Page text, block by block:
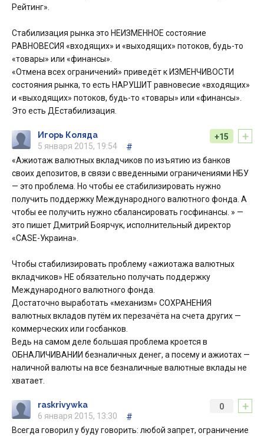
Рейтинг».
Стабилизация рынка это НЕИЗМЕННОЕ состояние
РАВНОВЕСИЯ «входящих» и «выходящих» потоков, будь-то
«товары» или «финансы».
«Отмена всех ограничений» приведёт к ИЗМЕНЧИВОСТИ
состояния рынка, то есть НАРУШИТ равновесие «входящих»
и «выходящих» потоков, будь-то «товары» или «финансы».
Это есть ДЕстабилизация.
+
+15
Игорь Коляда
5 января 2015, 19:54
#
«Ажиотаж валютных вкладчиков по изъятию из банков
своих депозитов, в связи с введенными ограничениями НБУ
— это проблема. Но чтобы ее стабилизировать нужно
получить поддержку Международного валютного фонда. А
чтобы ее получить нужно сбалансировать госфинансы. » —
это пишет Дмитрий Боярчук, исполнительный директор
«CASE-Украина».
Чтобы стабилизировать проблему «ажиотажа валютных
вкладчиков» НЕ обязательно получать поддержку
Международного валютного фонда.
Достаточно выработать «механизм» СОХРАНЕНИЯ
валютных вкладов путём их перезачёта на счета других —
коммерческих или госбанков.
Ведь на самом деле большая проблема кроется в
ОБНАЛИЧИВАНИИ безналичных денег, а посему и ажиотах —
наличной валюты на все безналичные валютные вклады не
хватает.
+
0
raskrivywka
6 января 2015, 13:30
#
Всегда говорил у буду говорить: любой запрет, ограничение